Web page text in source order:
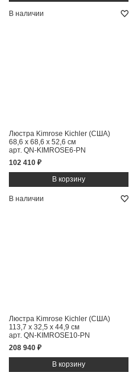
В наличии
Люстра Kimrose Kichler (США)
68,6 x 68,6 x 52,6 см
арт. QN-KIMROSE6-PN
102 410 ₽
В наличии
Люстра Kimrose Kichler (США)
113,7 x 32,5 x 44,9 см
арт. QN-KIMROSE10-PN
208 940 ₽